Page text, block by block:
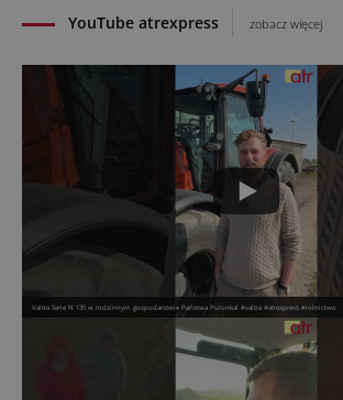
YouTube atrexpress zobacz więcej
Valtra Serie N 135 w rodzinnym gospodarstwie Państwa Pszonka! #valtra #atrexpress #rolnictwo